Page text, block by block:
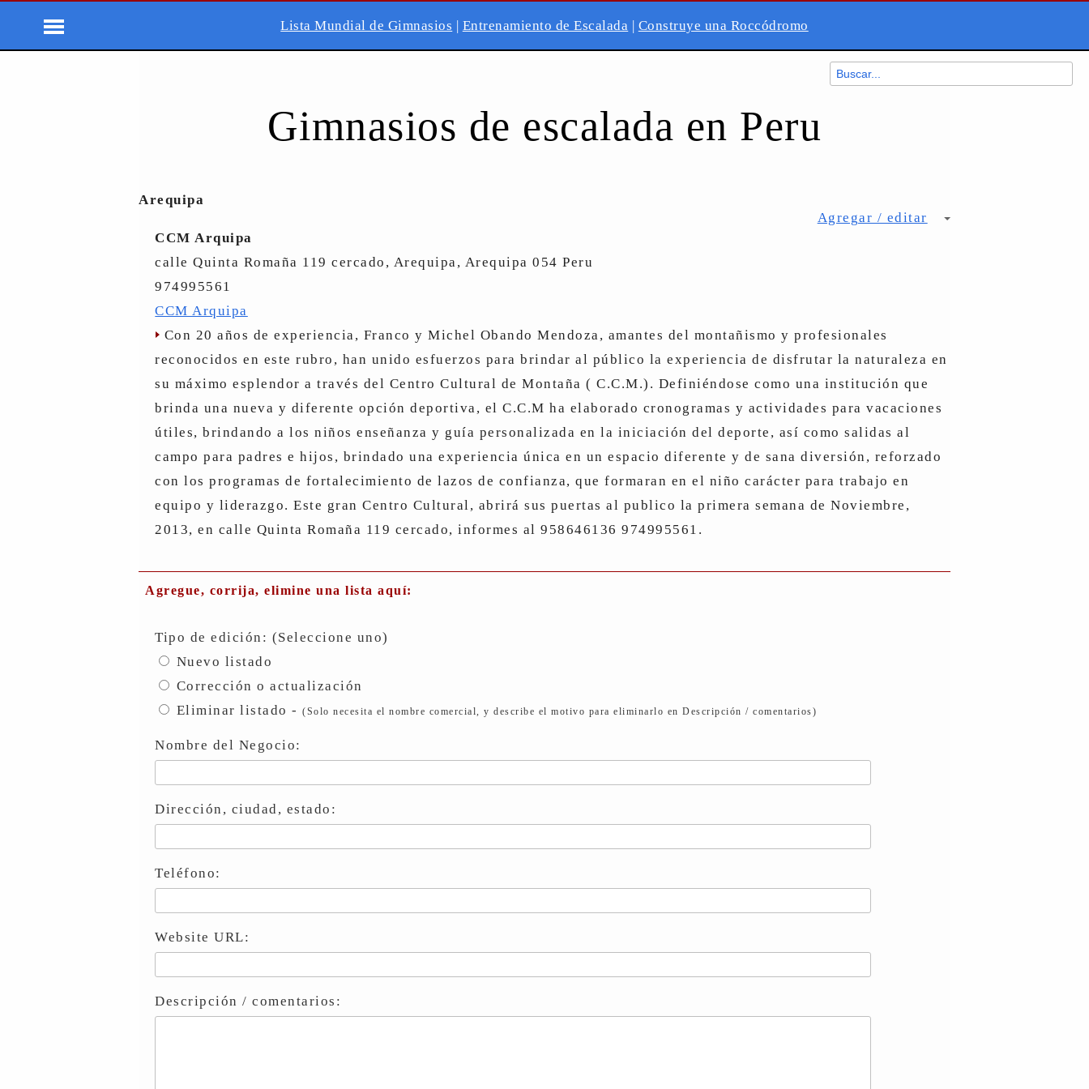
Lista Mundial de Gimnasios | Entrenamiento de Escalada | Construye una Roccódromo
Gimnasios de escalada en Peru
Agregar / editar
Arequipa
CCM Arquipa
calle Quinta Romaña 119 cercado, Arequipa, Arequipa 054 Peru
974995561
CCM Arquipa
Con 20 años de experiencia, Franco y Michel Obando Mendoza, amantes del montañismo y profesionales
reconocidos en este rubro, han unido esfuerzos para brindar al público la experiencia de disfrutar la naturaleza en
su máximo esplendor a través del Centro Cultural de Montaña ( C.C.M.). Definiéndose como una institución que
brinda una nueva y diferente opción deportiva, el C.C.M ha elaborado cronogramas y actividades para vacaciones
útiles, brindando a los niños enseñanza y guía personalizada en la iniciación del deporte, así como salidas al
campo para padres e hijos, brindado una experiencia única en un espacio diferente y de sana diversión, reforzado
con los programas de fortalecimiento de lazos de confianza, que formaran en el niño carácter para trabajo en
equipo y liderazgo. Este gran Centro Cultural, abrirá sus puertas al publico la primera semana de Noviembre,
2013, en calle Quinta Romaña 119 cercado, informes al 958646136 974995561.
Agregue, corrija, elimine una lista aquí:
Tipo de edición: (Seleccione uno)
Nuevo listado
Corrección o actualización
Eliminar listado -(Solo necesita el nombre comercial, y describe el motivo para eliminarlo en Descripción / comentarios)
Nombre del Negocio:
Dirección, ciudad, estado:
Teléfono:
Website URL:
Descripción / comentarios: